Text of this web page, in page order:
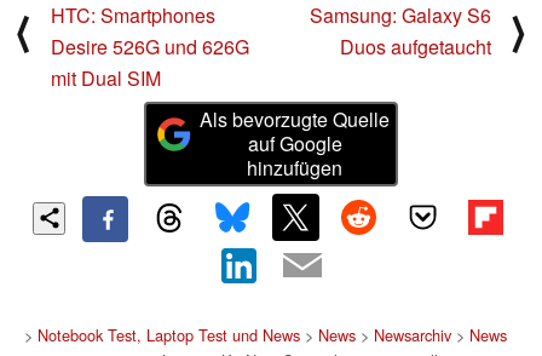
⟨
HTC: Smartphones
Desire 526G und 626G
mit Dual SIM
Samsung: Galaxy S6
Duos aufgetaucht
⟩
Als bevorzugte Quelle
auf Google
hinzufügen
> Notebook Test, Laptop Test und News> News> Newsarchiv> News